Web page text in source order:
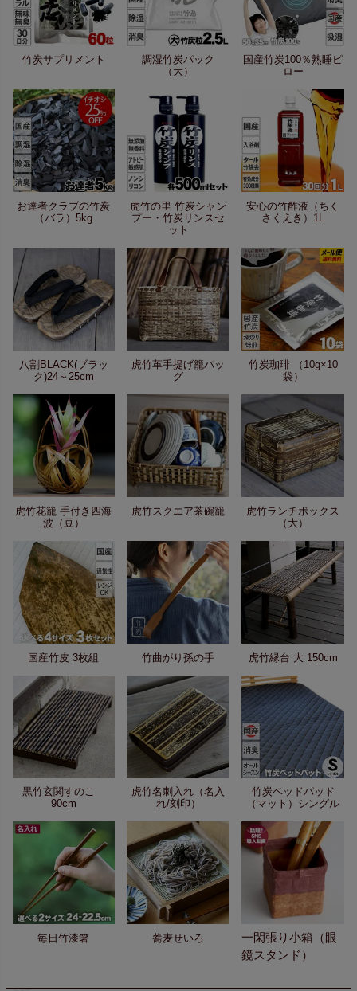
竹炭サプリメント
調湿竹炭パック
（大）
国産竹炭100％熟睡ピ
ロー
お達者クラブの竹炭
（バラ）5kg
虎竹の里 竹炭シャン
プー・竹炭リンスセ
ット
安心の竹酢液（ちく
さくえき）1L
八割BLACK(ブラッ
ク)24～25cm
虎竹革手提げ籠バッ
グ
竹炭珈琲 （10g×10
袋）
虎竹花籠 手付き四海
波（豆）
虎竹スクエア茶碗籠
虎竹ランチボックス
（大）
国産竹皮 3枚組 竹曲がり孫の手 虎竹縁台 大 150cm
黒竹玄関すのこ
90cm
虎竹名刺入れ（名入
れ/刻印）
竹炭ベッドパッド
（マット）シングル
毎日竹漆箸 蕎麦せいろ
一閑張り小箱（眼
鏡スタンド）